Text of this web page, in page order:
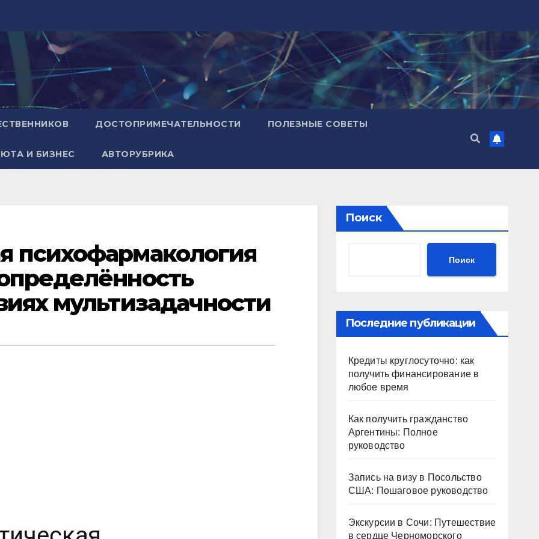
ДОСТОПРИМЕЧАТЕЛЬНОСТИ ПОЛЕЗНЫЕ СОВЕТЫ
И БИЗНЕС АВТОРУБРИКА
психофармакология
мультизадачности
Поиск
Поиск
Последние публикации
Кредиты круглосуточно: как
получить финансирование в
любое время
Как получить гражданство
Аргентины: Полное
руководство
Запись на визу в Посольство
США: Пошаговое руководство
Экскурсии в Сочи: Путешествие
в сердце Черноморского